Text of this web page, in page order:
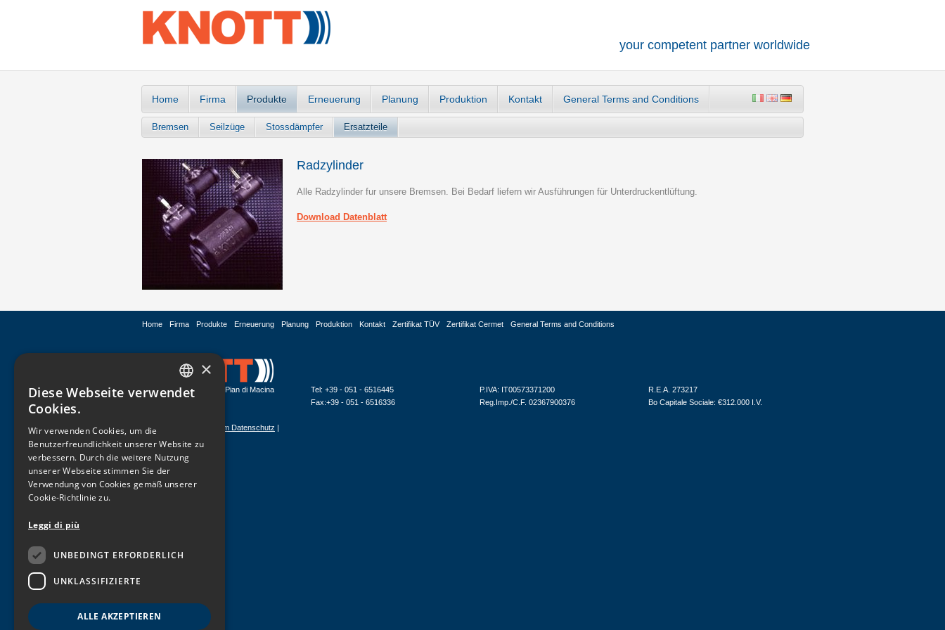
your competent partner worldwide
Home Firma Produkte Erneuerung Planung Produktion Kontakt General Terms and Conditions
Bremsen Seilzüge Stossdämpfer Ersatzteile
Radzylinder
Alle Radzylinder fur unsere Bremsen. Bei Bedarf liefern wir Ausführungen für Unterdruckentlüftung.
Download Datenblatt
Home Firma Produkte Erneuerung Planung Produktion Kontakt Zertifikat TÜV Zertifikat Cermet General Terms and Conditions
Via Garganelli,18 40065 Pian di Macina
Haftungsausschluss zum Datenschutz |
Whistleblowing
Tel: +39 - 051 - 6516445
Fax:+39 - 051 - 6516336
P.IVA: IT00573371200
Reg.Imp./C.F. 02367900376
R.E.A. 273217
Bo Capitale Sociale: €312.000 I.V.
ITALIAN
GERMAN
×
Diese Webseite verwendet
Cookies.
Wir verwenden Cookies, um die
Benutzerfreundlichkeit unserer Website zu
verbessern. Durch die weitere Nutzung
unserer Webseite stimmen Sie der
Verwendung von Cookies gemäß unserer
Cookie-Richtlinie zu.
Leggi di più
UNBEDINGT ERFORDERLICH
UNKLASSIFIZIERTE
ALLE AKZEPTIEREN